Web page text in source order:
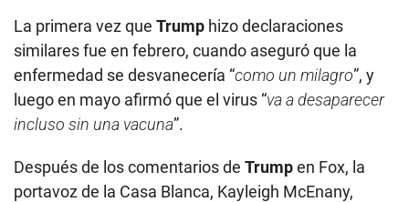
La primera vez que Trump hizo declaraciones
similares fue en febrero, cuando aseguró que la
enfermedad se desvanecería “como un milagro”, y
luego en mayo afirmó que el virus “va a desaparecer
incluso sin una vacuna”.
Después de los comentarios de Trumpen Fox, la
portavoz de la Casa Blanca, Kayleigh McEnany,